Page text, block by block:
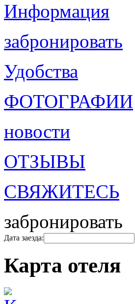
Информация
забронировать
Удобства
ФОТОГРАФИИ
новости
ОТЗЫВЫ
СВЯЖИТЕСЬ
забронировать
Дата заезда:
Карта отеля